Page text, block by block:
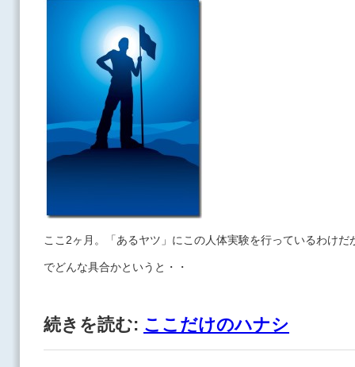
ここ2ヶ月。「あるヤツ」にこの人体実験を行っているわけだ
でどんな具合かというと・・
続きを読む: ここだけのハナシ